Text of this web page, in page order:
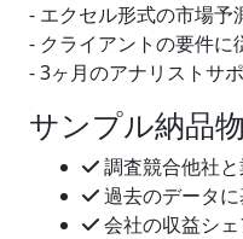
- エクセル形式の市場予
- クライアントの要件
- 3ヶ月のアナリストサ
サンプル納品
調査競合他社
過去のデータ
会社の収益シ